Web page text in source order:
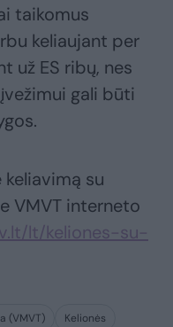
taikomus
keliaujant per
už ES ribų, nes
gali būti
su
VMVT interneto
lt/keliones-su-
(VMVT)
Kelionės